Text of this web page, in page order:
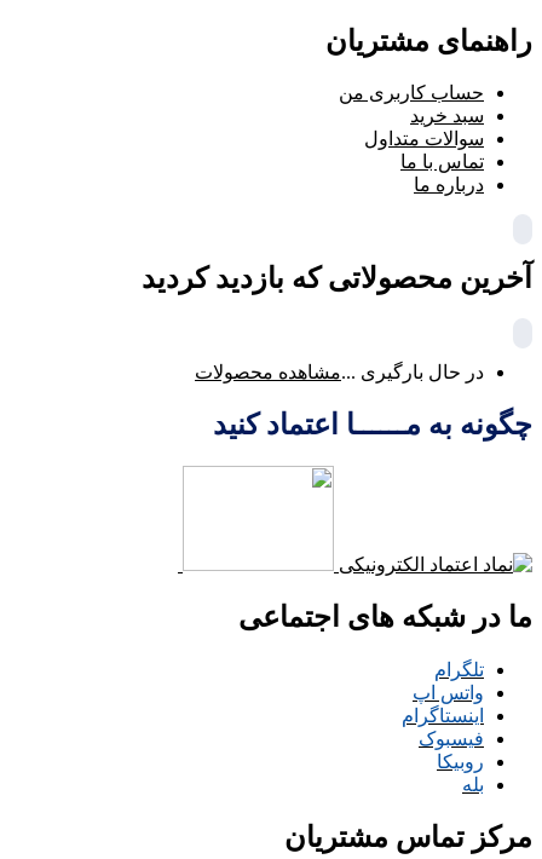
راهنمای مشتریان
حساب کاربری من
سبد خرید
سوالات متداول
تماس با ما
درباره ما
آخرین محصولاتی که بازدید کردید
در حال بارگیری ...مشاهده محصولات
چگونه به مــــــا اعتماد کنید
ما در شبکه های اجتماعی
تلگرام
واتس اپ
اینستاگرام
فیسبوک
روبیکا
بله
مرکز تماس مشتریان